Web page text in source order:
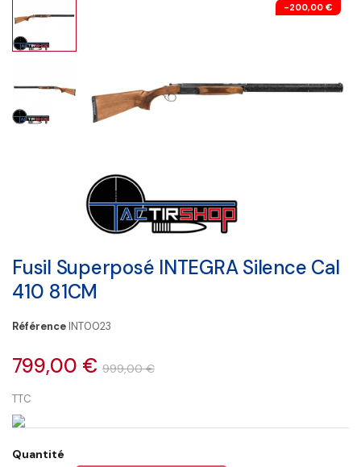
-200,00 €
Fusil Superposé INTEGRA Silence Cal
410 81CM
RéférenceINT0023
799,00 € 999,00 €
TTC
Quantité